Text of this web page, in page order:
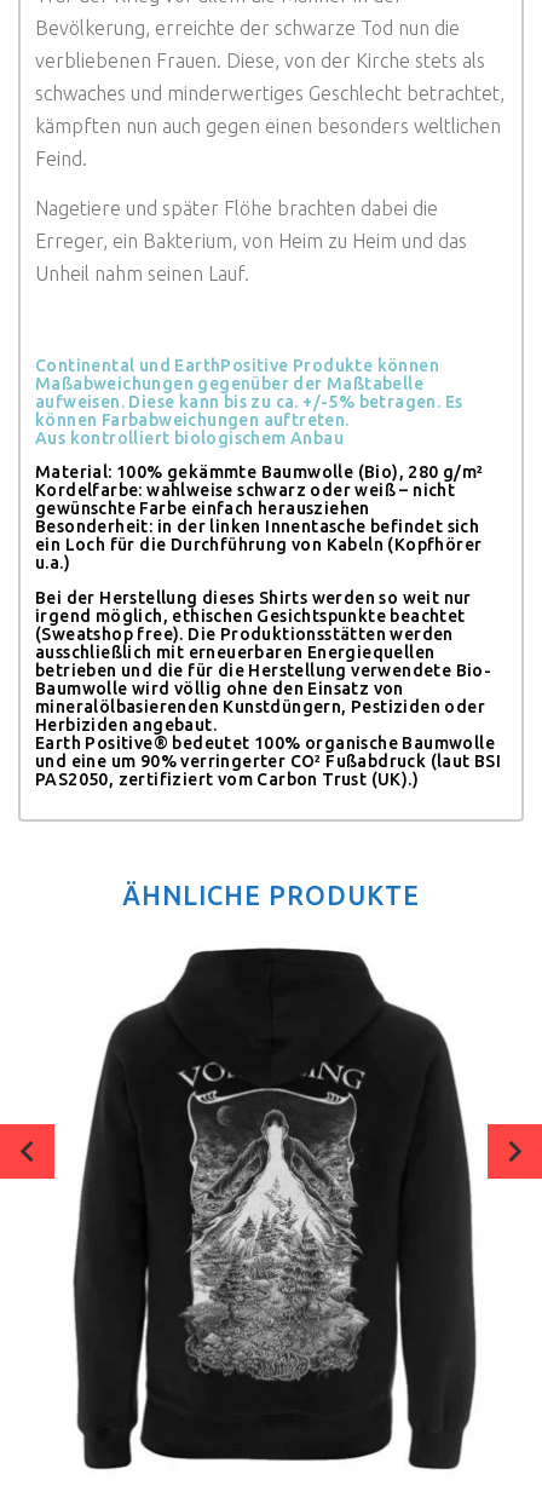
Bevölkerung, erreichte der schwarze Tod nun die
verbliebenen Frauen. Diese, von der Kirche stets als
schwaches und minderwertiges Geschlecht betrachtet,
kämpften nun auch gegen einen besonders weltlichen
Feind.
Nagetiere und später Flöhe brachten dabei die
Erreger, ein Bakterium, von Heim zu Heim und das
Unheil nahm seinen Lauf.
Continental und EarthPositive Produkte können
Maßabweichungen gegenüber der Maßtabelle
aufweisen. Diese kann bis zu ca. +/-5% betragen. Es
können Farbabweichungen auftreten.
Aus kontrolliert biologischem Anbau
Material: 100% gekämmte Baumwolle (Bio), 280 g/m²
Kordelfarbe: wahlweise schwarz oder weiß – nicht
gewünschte Farbe einfach herausziehen
Besonderheit: in der linken Innentasche befindet sich
ein Loch für die Durchführung von Kabeln (Kopfhörer
u.a.)
Bei der Herstellung dieses Shirts werden so weit nur
irgend möglich, ethischen Gesichtspunkte beachtet
(Sweatshop free). Die Produktionsstätten werden
ausschließlich mit erneuerbaren Energiequellen
betrieben und die für die Herstellung verwendete Bio-
Baumwolle wird völlig ohne den Einsatz von
mineralölbasierenden Kunstdüngern, Pestiziden oder
Herbiziden angebaut.
Earth Positive® bedeutet 100% organische Baumwolle
und eine um 90% verringerter CO² Fußabdruck (laut BSI
PAS2050, zertifiziert vom Carbon Trust (UK).)
ÄHNLICHE PRODUKTE